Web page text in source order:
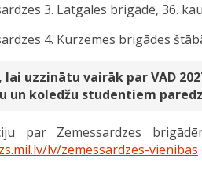
3. Latgales brigādē, 36.
4. Kurzemes brigādes
lai uzzinātu vairāk par VAD
un koledžu studentiem
par Zemessardzes
lv/zemessardzes-vienibas